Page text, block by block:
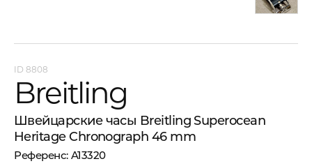
8808
Breitling
Швейцарские часы Breitling Superocean
Heritage Chronograph 46 mm
A13320